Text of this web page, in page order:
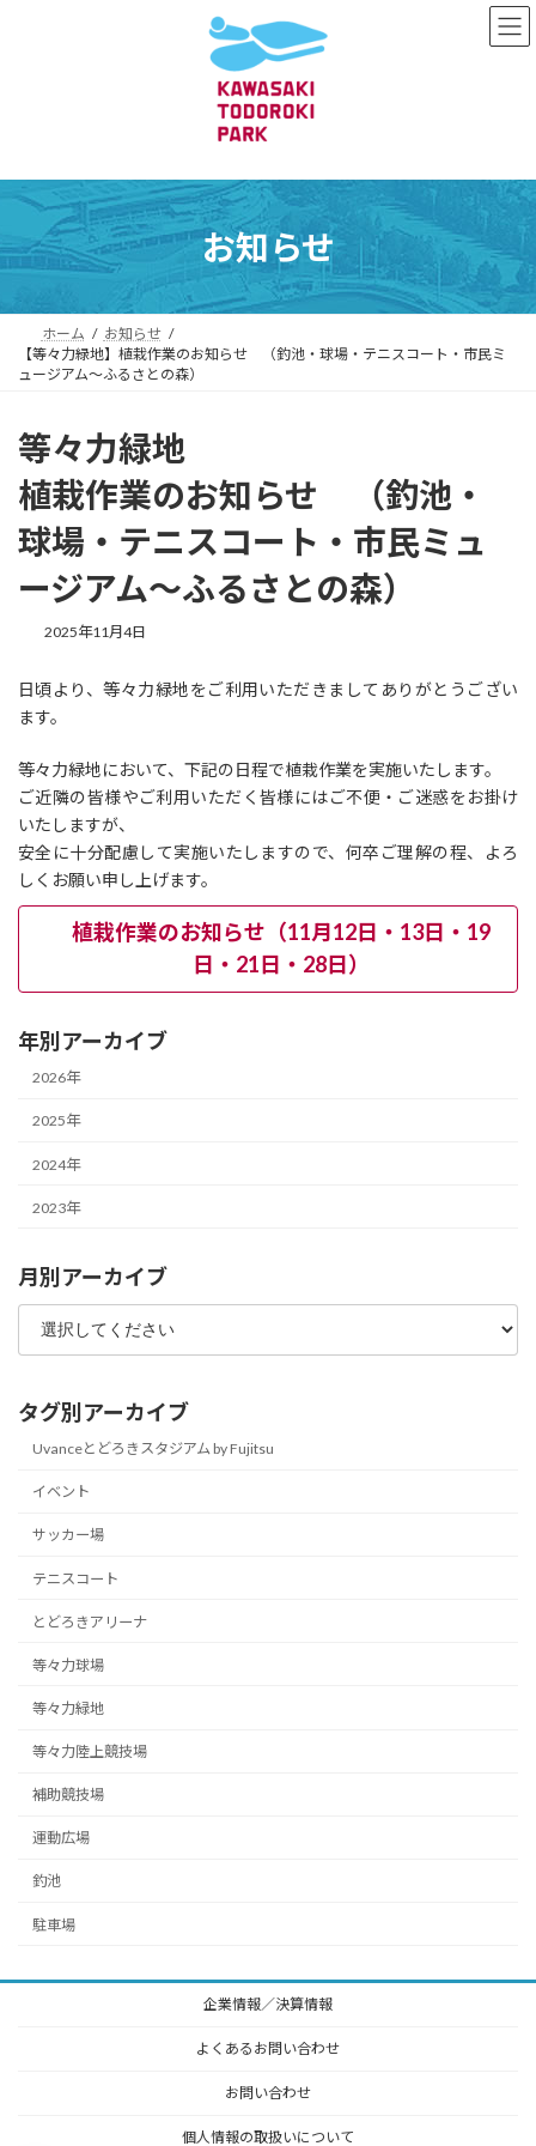
キ
ッ
に
移
お知らせ
ホーム
お知らせ
【等々力緑地】植栽作業のお知らせ （釣池・球場・テニスコート・市民ミ
ュージアム～ふるさとの森）
等々力緑地
植栽作業のお知らせ （釣池・
球場・テニスコート・市民ミュ
ージアム～ふるさとの森）
2025年11月4日
日頃より、等々力緑地をご利用いただきましてありがとうござい
ます。
等々力緑地において、下記の日程で植栽作業を実施いたします。
ご近隣の皆様やご利用いただく皆様にはご不便・ご迷惑をお掛け
いたしますが、
安全に十分配慮して実施いたしますので、何卒ご理解の程、よろ
しくお願い申し上げます。
植栽作業のお知らせ（11月12日・13日・19
日・21日・28日）
年別アーカイブ
2026年
2025年
2024年
2023年
月別アーカイブ
タグ別アーカイブ
Uvanceとどろきスタジアム by Fujitsu
イベント
サッカー場
テニスコート
とどろきアリーナ
等々力球場
等々力緑地
等々力陸上競技場
補助競技場
運動広場
釣池
駐車場
企業情報／決算情報
よくあるお問い合わせ
お問い合わせ
個人情報の取扱いについて